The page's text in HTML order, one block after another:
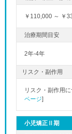
￥110,000 ～ ￥
2年-4年
リスク・副作用
リスク・副作用
ページ]
小児矯正Ⅱ期